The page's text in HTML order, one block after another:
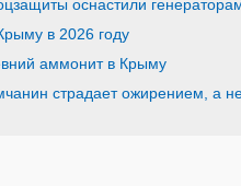
оснастили
в 2026 году
аммонит в Крыму
страдает ожирением, а